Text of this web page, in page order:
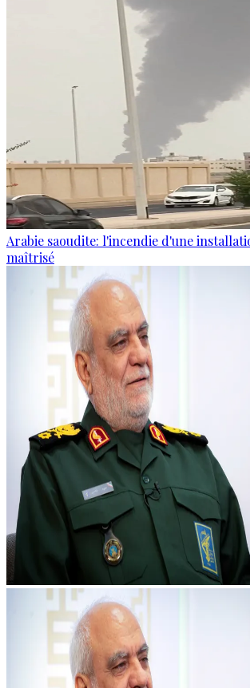
Arabie saoudite: l'incendie d'une
maîtrisé